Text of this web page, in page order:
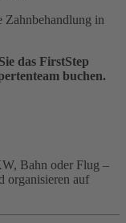
Zahnbehandlung in
das FirstStep
buchen.
Bahn oder Flug –
organisieren auf